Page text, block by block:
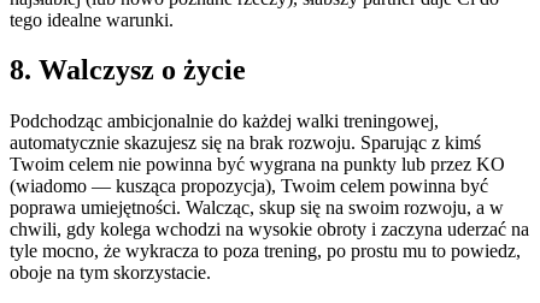
tego idealne warunki.
8. Walczysz o życie
Podchodząc ambicjonalnie do każdej walki treningowej,
automatycznie skazujesz się na brak rozwoju. Sparując z kimś
Twoim celem nie powinna być wygrana na punkty lub przez KO
(wiadomo — kusząca propozycja), Twoim celem powinna być
poprawa umiejętności. Walcząc, skup się na swoim rozwoju, a w
chwili, gdy kolega wchodzi na wysokie obroty i zaczyna uderzać na
tyle mocno, że wykracza to poza trening, po prostu mu to powiedz,
oboje na tym skorzystacie.